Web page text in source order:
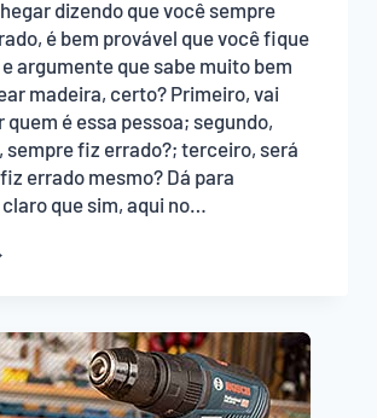
dizendo que você sempre
é bem provável que você fique
argumente que sabe muito bem
madeira, certo? Primeiro, vai
quem é essa pessoa; segundo,
sempre fiz errado?; terceiro, será
errado mesmo? Dá para
que sim, aqui no…